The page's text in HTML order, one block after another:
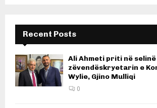
Recent Posts
Ali Ahmeti priti në selinë
zëvendëskryetarin e
Wylie, Gjino Mulliqi
0